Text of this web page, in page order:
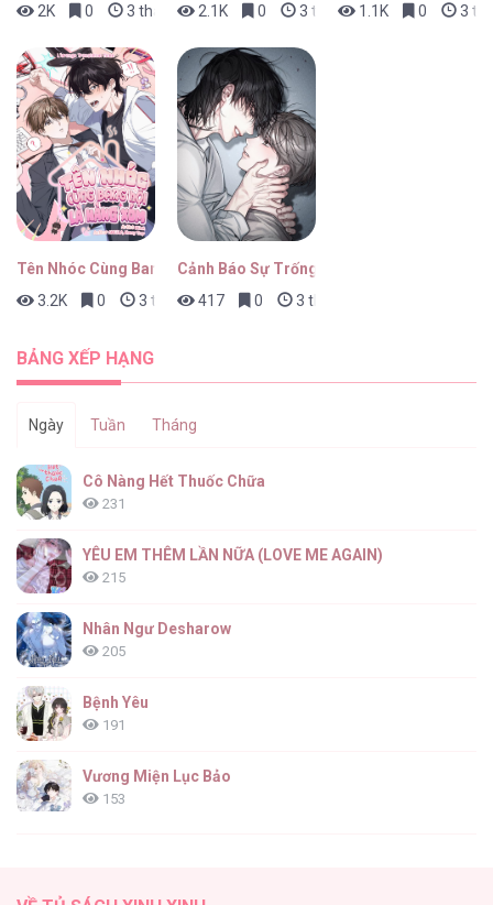
2K
0 3 tháng trước2.1K
0 3 tháng trước
1.1K
0 3
Tên Nhóc Cùng Bang Hội Là Hàng Xóm
3.2K
0 3 tháng trước
Cảnh Báo Sự Trống Rỗng
417
0 3 tháng trước
BẢNG XẾP HẠNG
Ngày Tuần Tháng
Cô Nàng Hết Thuốc Chữa
231
YÊU EM THÊM LẦN NỮA (LOVE ME AGAIN)
215
Nhân Ngư Desharow
205
Bệnh Yêu
191
Vương Miện Lục Bảo
153